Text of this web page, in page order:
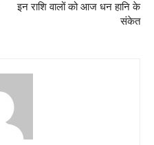
इन राशि वालों को आज धन हानि के
संकेत